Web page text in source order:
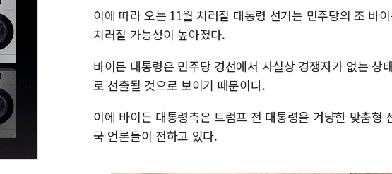
이에 따라 오는 11월 치러질 대통령 선거는 민주당의 조 바
치러질 가능성이 높아졌다.
바이든 대통령은 민주당 경선에서 사실상 경쟁자가 없는 상
로 선출될 것으로 보이기 때문이다.
이에 바이든 대통령측은 트럼프 전 대통령을 겨냥한 맞춤형
국 언론들이 전하고 있다.